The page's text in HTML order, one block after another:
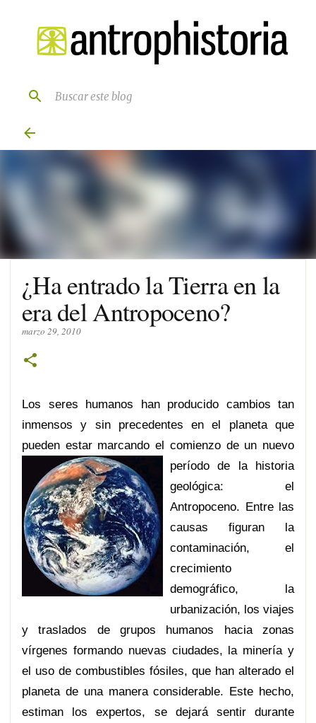
Ir al contenido principal
¿Ha entrado la Tierra en la
era del Antropoceno?
marzo 29, 2010
Los seres humanos han producido cambios tan
inmensos y sin precedentes en el planeta que
pueden estar marcando el comienzo de un nuevo
período de la historia
geológica: el
Antropoceno. Entre las
causas figuran la
contaminación, el
crecimiento
demográfico, la
urbanización, los viajes
y traslados de grupos humanos hacia zonas
vírgenes formando nuevas ciudades, la minería y
el uso de combustibles fósiles, que han alterado el
planeta de una manera considerable. Este hecho,
estiman los expertos, se dejará sentir durante